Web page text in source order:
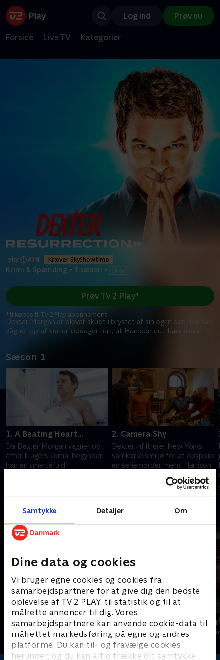
Samtykke Detaljer Om
Dine data og cookies
Vi bruger egne cookies og cookies fra
samarbejdspartnere for at give dig den bedste
oplevelse af TV 2 PLAY, til statistik og til at
målrette annoncer til dig. Vores
samarbejdspartnere kan anvende cookie-data til
målrettet markedsføring på egne og andres
platforme. Du kan til- og fravælge cookies
herunder, og du kan altid trække dit samtykke
Log ind Prøv nu
Forside Live TV Kategorier
Kræver SkyShowtime
Krimi & Spænding • 1 sæson •
Dexter Morgan er blevet skudt i brystet af sin egen søn. Da han
vågner op af koma, opdager han, at Harrison er... Læs mere
Prøv TV 2 Play*
*tilkøbes til TV 2 Play abonnement
Sæson 1
1. A Beating Heart…
Da Dexter Morgan vågner op
efter ti ugers koma, begynder
han en smertefuld
2. Camera Shy
Dexter infiltrerer New Yorks
samkørselsmiljø for at opspore
en seriemorder, mens Harrison
et voldsomt udbrud.
12. september 2025 • 45 min
Andre så også
Inspector Morse
Krimi & Spænding • 8 sæsoner
Trigger
Krimi &